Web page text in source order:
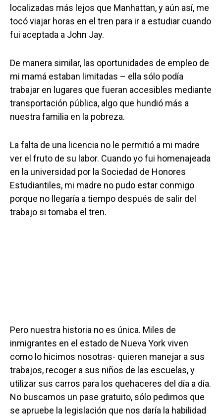
localizadas más lejos que Manhattan, y aún así, me
tocó viajar horas en el tren para ir a estudiar cuando
fui aceptada a John Jay.
De manera similar, las oportunidades de empleo de
mi mamá estaban limitadas – ella sólo podía
trabajar en lugares que fueran accesibles mediante
transportación pública, algo que hundió más a
nuestra familia en la pobreza.
La falta de una licencia no le permitió a mi madre
ver el fruto de su labor. Cuando yo fui homenajeada
en la universidad por la Sociedad de Honores
Estudiantiles, mi madre no pudo estar conmigo
porque no llegaría a tiempo después de salir del
trabajo si tomaba el tren.
Pero nuestra historia no es única. Miles de
inmigrantes en el estado de Nueva York viven
como lo hicimos nosotras- quieren manejar a sus
trabajos, recoger a sus niños de las escuelas, y
utilizar sus carros para los quehaceres del día a día.
No buscamos un pase gratuito, sólo pedimos que
se apruebe la legislación que nos daría la habilidad